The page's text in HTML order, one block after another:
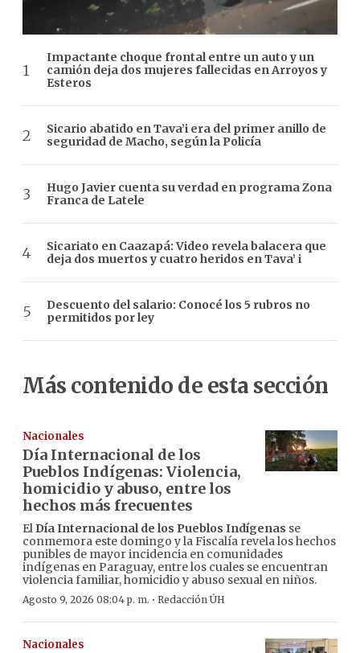
Impactante choque frontal entre un auto y un
camión deja dos mujeres fallecidas en Arroyos y
Esteros
Sicario abatido en Tava’i era del primer anillo de
seguridad de Macho, según la Policía
Hugo Javier cuenta su verdad en programa Zona
Franca de Latele
Sicariato en Caazapá: Video revela balacera que
deja dos muertos y cuatro heridos en Tava’ i
Descuento del salario: Conocé los 5 rubros no
permitidos por ley
Más contenido de esta sección
Nacionales
Día Internacional de los
Pueblos Indígenas: Violencia,
homicidio y abuso, entre los
hechos más frecuentes
El Día Internacional de los Pueblos Indígenas se
conmemora este domingo y la Fiscalía revela los hechos
punibles de mayor incidencia en comunidades
indígenas en Paraguay, entre los cuales se encuentran
violencia familiar, homicidio y abuso sexual en niños.
Agosto 9, 2026 08:04 p. m. · Redacción ÚH
Nacionales